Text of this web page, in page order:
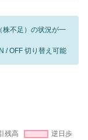
株不足）の状況が一
/ OFF 切り替え可能